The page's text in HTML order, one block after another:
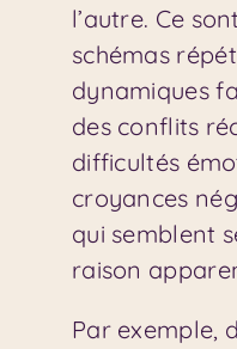
l’autre. Ce
schémas
dynamiques
des conflits
difficultés
croyances
qui semblent
raison
Par exemple,